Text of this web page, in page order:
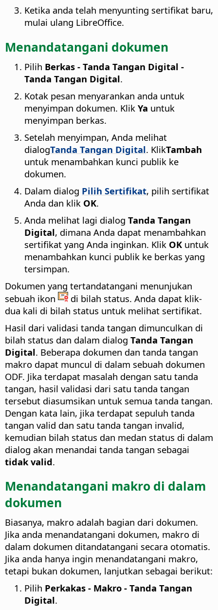
Ketika anda telah menyunting sertifikat baru,
mulai ulang LibreOffice.
Menandatangani dokumen
Pilih Berkas - Tanda Tangan Digital -
Tanda Tangan Digital.
Kotak pesan menyarankan anda untuk
menyimpan dokumen. Klik Ya untuk
menyimpan berkas.
Setelah menyimpan, Anda melihat
dialogTanda Tangan Digital. KlikTambah
untuk menambahkan kunci publik ke
dokumen.
Dalam dialog Pilih Sertifikat, pilih sertifikat
Anda dan klik OK.
Anda melihat lagi dialog Tanda Tangan
Digital, dimana Anda dapat menambahkan
sertifikat yang Anda inginkan. Klik OK untuk
menambahkan kunci publik ke berkas yang
tersimpan.
Dokumen yang tertandatangani menunjukan
sebuah ikon
di bilah status. Anda dapat klik-
dua kali di bilah status untuk melihat sertifikat.
Hasil dari validasi tanda tangan dimunculkan di
bilah status dan dalam dialog Tanda Tangan
Digital. Beberapa dokumen dan tanda tangan
makro dapat muncul di dalam sebuah dokumen
ODF. Jika terdapat masalah dengan satu tanda
tangan, hasil validasi dari satu tanda tangan
tersebut diasumsikan untuk semua tanda tangan.
Dengan kata lain, jika terdapat sepuluh tanda
tangan valid dan satu tanda tangan invalid,
kemudian bilah status dan medan status di dalam
dialog akan menandai tanda tangan sebagai
tidak valid.
Menandatangani makro di dalam
dokumen
Biasanya, makro adalah bagian dari dokumen.
Jika anda menandatangani dokumen, makro di
dalam dokumen ditandatangani secara otomatis.
Jika anda hanya ingin menandatangani makro,
tetapi bukan dokumen, lanjutkan sebagai berikut:
Pilih Perkakas - Makro - Tanda Tangan
Digital.